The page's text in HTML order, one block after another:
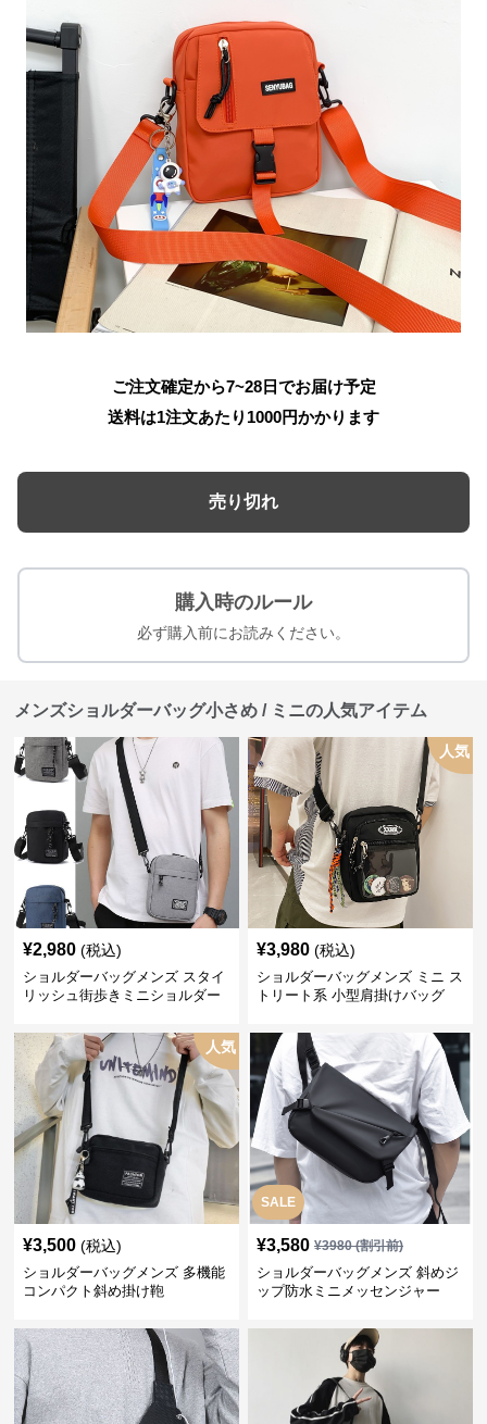
ご注文確定から7~28日でお届け予定
送料は1注文あたり 1000円かかります
売り切れ
購入時のルール
必ず購入前にお読みください。
メンズショルダーバッグ小さめ / ミニの人気アイテム
¥2,980 (税込)
ショルダーバッグメンズ スタイ
リッシュ街歩きミニショルダー
人気
¥3,980 (税込)
ショルダーバッグメンズ ミニ ス
トリート系 小型肩掛けバッグ
人気
¥3,500 (税込)
ショルダーバッグメンズ 多機能
コンパクト斜め掛け鞄
SALE
¥3,580 ¥3980(割引前)
ショルダーバッグメンズ 斜めジ
ップ防水ミニメッセンジャー